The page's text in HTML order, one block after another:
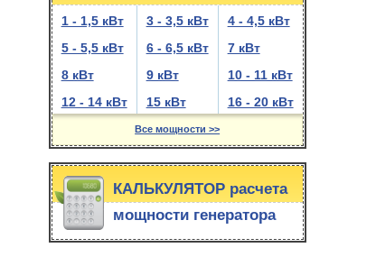
1 - 1,5 кВт 3 - 3,5 кВт
4 - 4,5 кВт
5 - 5,5 кВт
6 - 6,5 кВт
7 кВт
8 кВт
9 кВт
10 - 11 кВт
12 - 14 кВт
15 кВт 16 - 20 кВт
Все мощности >>
КАЛЬКУЛЯТОР расчета
мощности генератора